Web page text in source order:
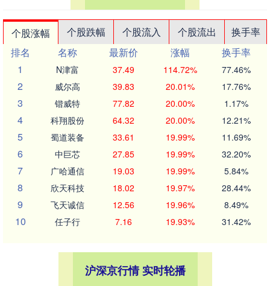
个股涨幅 个股跌幅 个股流入 个股流出
换手率
排名
名称 最新价 涨幅
换手率
1
N津富 37.49 114.72% 77.46%
2 威尔高 39.83 20.01% 17.76%
3 锴威特 77.82 20.00% 1.17%
4 科翔股份 64.32 20.00% 12.21%
5 蜀道装备 33.61 19.99% 11.69%
6 中巨芯 27.85 19.99% 32.20%
7 广哈通信 19.03 19.99% 5.84%
8 欣天科技 18.02 19.97% 28.44%
9 飞天诚信 12.56 19.96% 8.49%
10 任子行 7.16 19.93% 31.42%
沪深京行情 实时轮播